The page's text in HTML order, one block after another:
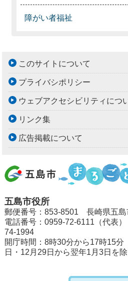
障がい者福祉
このサイトについて
プライバシポリシー
ウェブアクセシビリティにつ
リンク集
広告掲載について
五島市役所
郵便番号：853-8501 長崎県五島
電話番号：0959-72-6111（代表
74-1994
開庁時間：8時30分から17時15分
日・12月29日から翌年1月3日を除